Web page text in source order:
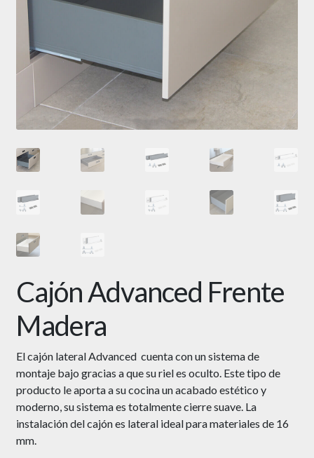
Cajón Advanced Frente
Madera
El cajón lateral Advanced cuenta con un sistema de
montaje bajo gracias a que su riel es oculto. Este tipo de
producto le aporta a su cocina un acabado estético y
moderno, su sistema es totalmente cierre suave. La
instalación del cajón es lateral ideal para materiales de 16
mm.